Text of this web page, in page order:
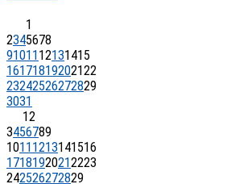
1
2345678
91011 12131415
16171819202122
23242526272829
3031
12
3456789
1011 1213141516
17181920212223
242526272829